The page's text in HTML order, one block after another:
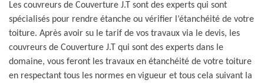
Les couvreurs de Couverture J.T sont des experts qui sont
spécialisés pour rendre étanche ou vérifier l’étanchéité de votre
toiture. Après avoir su le tarif de vos travaux via le devis, les
couvreurs de Couverture J.T qui sont des experts dans le
domaine, vous feront les travaux en étanchéité de votre toiture
en respectant tous les normes en vigueur et tous cela suivant la